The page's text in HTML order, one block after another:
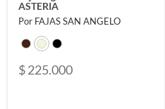
ASTERIA
Por FAJAS SAN ANGELO
$ 225.000